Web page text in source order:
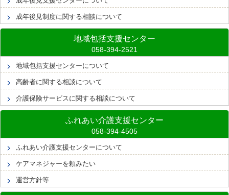
成年後見制度に関する相談について
地域包括支援センター
地域包括支援センターについて
高齢者に関する相談について
介護保険サービスに関する相談について
ふれあい介護支援センター
ふれあい介護支援センターについて
ケアマネジャーを頼みたい
運営方針等